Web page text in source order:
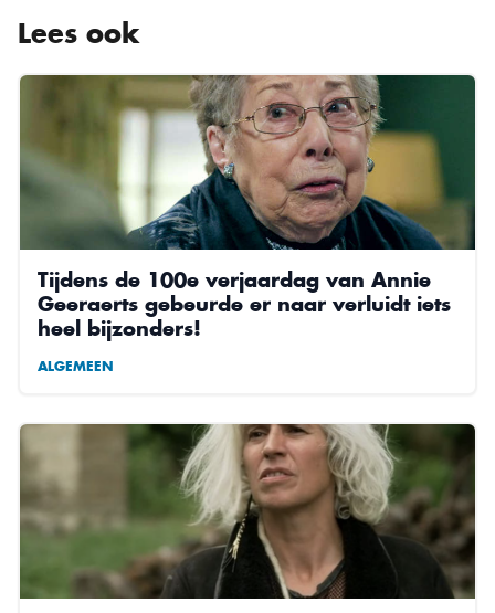
Lees ook
Tijdens de 100e verjaardag van Annie
Geeraerts gebeurde er naar verluidt iets
heel bijzonders!
ALGEMEEN